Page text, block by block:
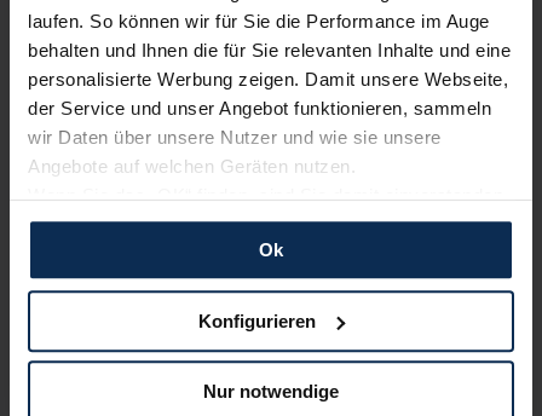
laufen. So können wir für Sie die Performance im Auge
behalten und Ihnen die für Sie relevanten Inhalte und eine
personalisierte Werbung zeigen. Damit unsere Webseite,
der Service und unser Angebot funktionieren, sammeln
wir Daten über unsere Nutzer und wie sie unsere
Angebote auf welchen Geräten nutzen.
Wenn Sie das „OK“ finden, sind Sie damit einverstanden
und erlauben uns Cookies für unseren Service zu
verwenden und diese Daten an Dritte weiterzugeben,
etwa an unsere Marketingpartner. Falls Sie dem nicht
zustimmen möchten, beschränken wir uns auf die
dann nicht auf Sie zuschneiden und Sie somit nicht
perfekt auf dem Weg zu Ihrem Neuwagen unterstützen.
Ok
Konfigurieren
Nur notwendige
Keine Kosten:Unser Service ist für dich 100%
kostenfrei
MeinAuto.de hat langjährige Erfahrungen auf dem
dadurch ihr Wunschauto zum Top-Rabatt erhalten und
bewerten unsere Arbeit positiv.